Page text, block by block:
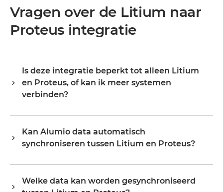
Vragen over de Litium naar
Proteus integratie
Is deze integratie beperkt tot alleen Litium
en Proteus, of kan ik meer systemen
verbinden?
verbonden zijn, breid je hetzelfde platform uit naar je
ERP, PIM, WMS, CRM of een ander systeem in je
hergebruikt in plaats van opnieuw te beginnen.
Organisaties starten doorgaans met één of twee
integraties en schalen op naar tientallen op hetzelfde
Kan Alumio data automatisch
synchroniseren tussen Litium en Proteus?
afhankelijk van hoe je de flow configureert. Je bepaalt de
Welke data kan worden gesynchroniseerd